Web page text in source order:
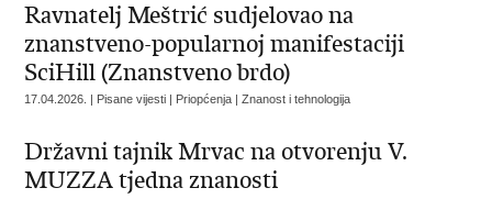
Ravnatelj Meštrić sudjelovao na
znanstveno-popularnoj manifestaciji
SciHill (Znanstveno brdo)
17.04.2026. | Pisane vijesti | Priopćenja | Znanost i tehnologija
Državni tajnik Mrvac na otvorenju V.
MUZZA tjedna znanosti